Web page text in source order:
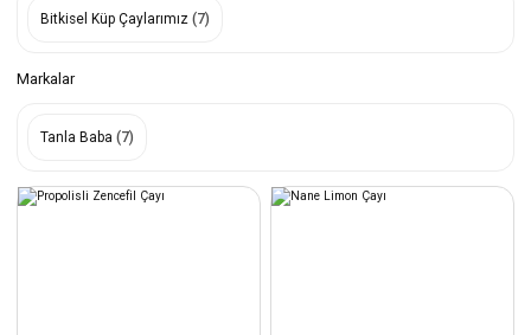
Bitkisel Küp Çaylarımız (7)
Markalar
Tanla Baba (7)